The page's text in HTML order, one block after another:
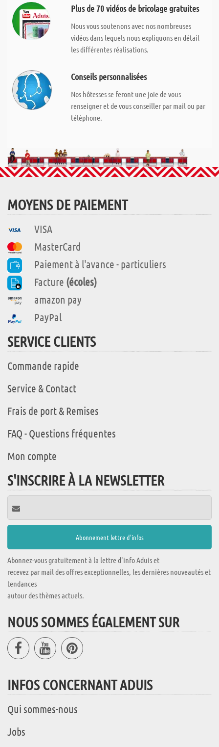
Plus de 70 vidéos de bricolage gratuites
Nous vous soutenons avec nos nombreuses
vidéos dans lequels nous expliquons en détail
les différentes réalisations.
Conseils personnalisées
Nos hôtesses se feront une joie de vous
renseigner et de vous conseiller par mail ou par
téléphone.
MOYENS DE PAIEMENT
VISA
MasterCard
Paiement à l'avance - particuliers
Facture (écoles)
amazon pay
PayPal
SERVICE CLIENTS
Commande rapide
Service & Contact
Frais de port & Remises
FAQ - Questions fréquentes
Mon compte
S'INSCRIRE À LA NEWSLETTER
Abonnez-vous gratuitement à la lettre d'info Aduis et
recevez par mail des offres exceptionnelles, les dernières nouveautés et
tendances
autour des thèmes actuels.
NOUS SOMMES ÉGALEMENT SUR
INFOS CONCERNANT ADUIS
Qui sommes-nous
Jobs